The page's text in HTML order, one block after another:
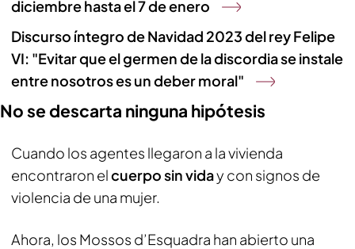
diciembre hasta el 7 de enero
Discurso íntegro de Navidad 2023 del rey Felipe
VI: "Evitar que el germen de la discordia se instale
entre nosotros es un deber moral"
No se descarta ninguna hipótesis
Cuando los agentes llegaron a la vivienda
encontraron elcuerpo sin viday con signos de
violencia de una mujer.
Ahora, los Mossos d’Esquadra han abierto una